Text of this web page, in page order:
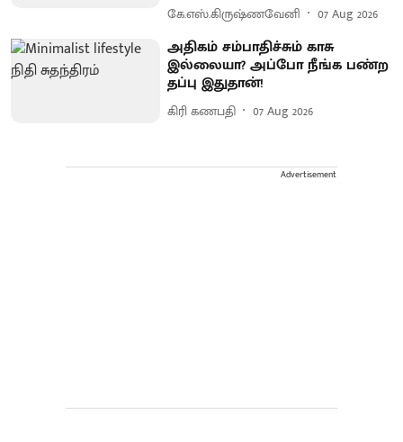
கே.எஸ்.கிருஷ்ணவேனி 07 Aug 2026
அதிகம் சம்பாதிச்சும் காசு
இல்லையா? அப்போ நீங்க பண்ற
தப்பு இதுதான்!
கிரி கணபதி 07 Aug 2026
Advertisement